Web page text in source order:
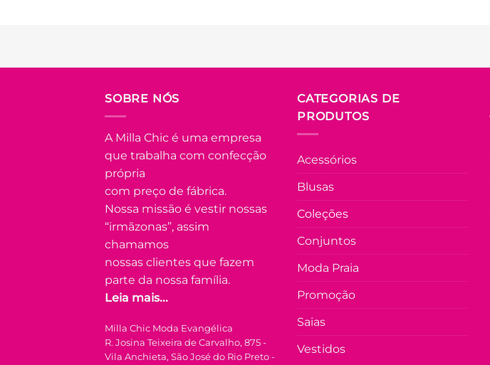
variantes.
opções
ser
escolhidas
na
página
do
produto
ESTOQUE
U
RESORT
Vestido
Longo
Floral Faby
– Laranja
com Azul
Vista no Pix
Em até5x
deR$22.44
(com juros)
SOBRE NÓS
A Milla Chic é uma empresa
que trabalha com confecção
própria
com preço de fábrica.
Nossa missão é vestir nossas
“irmãzonas”, assim
chamamos
nossas clientes que fazem
parte da nossa família.
Leia mais...
Milla Chic Moda Evangélica
R. Josina Teixeira de Carvalho, 875 -
Vila Anchieta, São José do Rio Preto -
CATEGORIAS DE
PRODUTOS
Acessórios
Blusas
Coleções
Conjuntos
Moda Praia
Promoção
Saias
Vestidos